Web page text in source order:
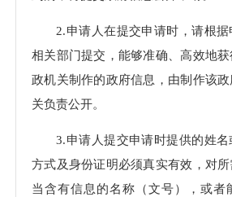
2.申请人在提交申请时，请根
相关部门提交，能够准确、高效地
政机关制作的政府信息，由制作该
关负责公开。
3.申请人提交申请时提供的姓
方式及身份证明必须真实有效，对
当含有信息的名称（文号），或者